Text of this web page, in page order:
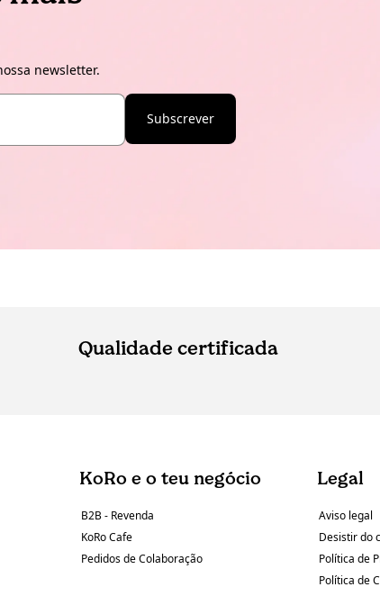
newsletter.
Subscrever
Qualidade certificada
KoRo e o teu negócio
B2B - Revenda
KoRo Cafe
Pedidos de Colaboração
Legal
Aviso legal
Desistir do
Política de
Política de